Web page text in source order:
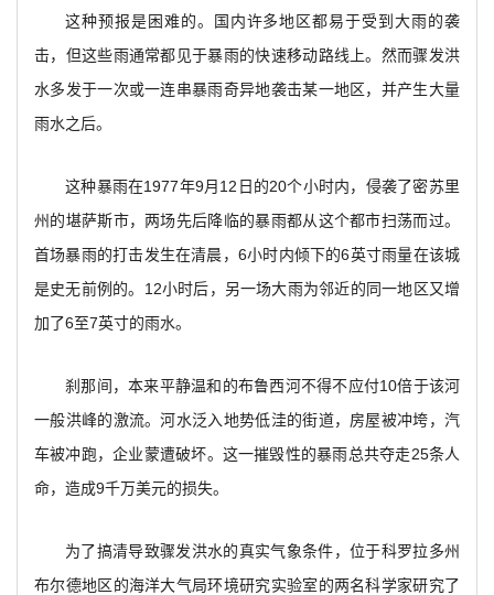
这种预报是困难的。国内许多地区都易于受到大雨的袭
击，但这些雨通常都见于暴雨的快速移动路线上。然而骤发洪
水多发于一次或一连串暴雨奇异地袭击某一地区，并产生大量
雨水之后。
这种暴雨在1977年9月12日的20个小时内，侵袭了密苏里
州的堪萨斯市，两场先后降临的暴雨都从这个都市扫荡而过。
首场暴雨的打击发生在清晨，6小时内倾下的6英寸雨量在该城
是史无前例的。12小时后，另一场大雨为邻近的同一地区又增
加了6至7英寸的雨水。
刹那间，本来平静温和的布鲁西河不得不应付10倍于该河
一般洪峰的激流。河水泛入地势低洼的街道，房屋被冲垮，汽
车被冲跑，企业蒙遭破坏。这一摧毁性的暴雨总共夺走25条人
命，造成9千万美元的损失。
为了搞清导致骤发洪水的真实气象条件，位于科罗拉多州
布尔德地区的海洋大气局环境研究实验室的两名科学家研究了